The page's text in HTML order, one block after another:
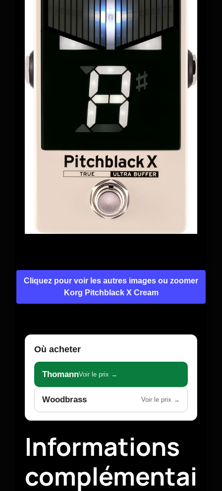
Cliquez pour voir les autres images ou zoomer
Korg Pitchblack X Cream
Où acheter
ThomannVoir le prix →
Woodbrass Voir le prix →
Informations
complémentai